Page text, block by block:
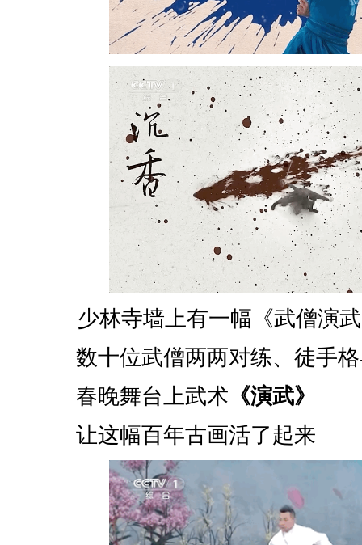
少林寺墙上有一幅《武僧演
数十位武僧两两对练、徒手
春晚舞台上武术 《演武》
让这幅百年古画活了起来